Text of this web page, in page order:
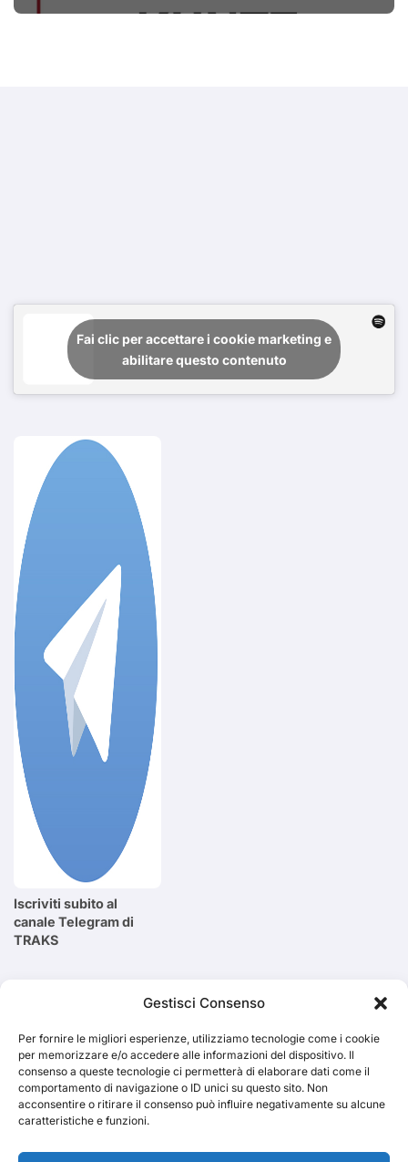
Gestisci Consenso
Per fornire le migliori esperienze, utilizziamo tecnologie come i cookie
per memorizzare e/o accedere alle informazioni del dispositivo. Il
consenso a queste tecnologie ci permetterà di elaborare dati come il
comportamento di navigazione o ID unici su questo sito. Non
acconsentire o ritirare il consenso può influire negativamente su alcune
caratteristiche e funzioni.
Fai clic per accettare i cookie marketing e
abilitare questo contenuto
Iscriviti subito al
canale Telegram di
TRAKS
Cerca